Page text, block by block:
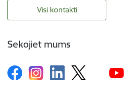
Visi kontakti
Sekojiet mums